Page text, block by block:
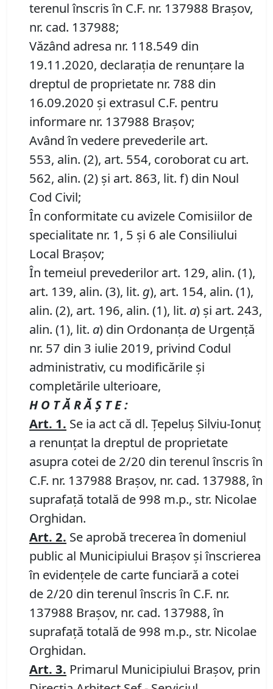
terenul înscris în C.F. nr. 137988 Brașov,
nr. cad. 137988;
Văzând adresa nr. 118.549 din
19.11.2020, declarația de renunțare la
dreptul de proprietate nr. 788 din
16.09.2020 și extrasul C.F. pentru
informare nr. 137988 Brașov;
Având în vedere prevederile art.
553, alin. (2), art. 554, coroborat cu art.
562, alin. (2) și art. 863, lit. f) din Noul
Cod Civil;
În conformitate cu avizele Comisiilor de
specialitate nr. 1, 5 și 6 ale Consiliului
Local Brașov;
În temeiul prevederilor art. 129, alin. (1),
art. 139, alin. (3), lit. g), art. 154, alin. (1),
alin. (2), art. 196, alin. (1), lit. a) și art. 243,
alin. (1), lit. a) din Ordonanța de Urgență
nr. 57 din 3 iulie 2019, privind Codul
administrativ, cu modificările și
completările ulterioare,
H O T Ă R Ă Ş T E :
Art. 1. Se ia act că dl. Țepeluș Silviu-Ionuț
a renunțat la dreptul de proprietate
asupra cotei de 2/20 din terenul înscris în
C.F. nr. 137988 Brașov, nr. cad. 137988, în
suprafață totală de 998 m.p., str. Nicolae
Orghidan.
Art. 2. Se aprobă trecerea în domeniul
public al Municipiului Braşov şi înscrierea
în evidenţele de carte funciară a cotei
de 2/20 din terenul înscris în C.F. nr.
137988 Brașov, nr. cad. 137988, în
suprafață totală de 998 m.p., str. Nicolae
Orghidan.
Art. 3. Primarul Municipiului Braşov, prin